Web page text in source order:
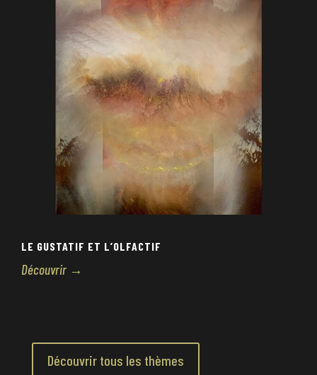
LE GUSTATIF ET L’OLFACTIF
Découvrir →
Découvrir tous les thèmes